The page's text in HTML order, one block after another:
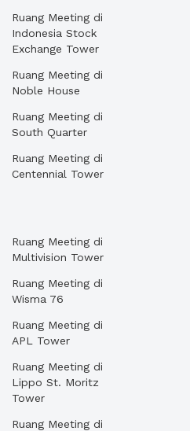
Ruang Meeting di
Indonesia Stock
Exchange Tower
Ruang Meeting di
Noble House
Ruang Meeting di
South Quarter
Ruang Meeting di
Centennial Tower
Ruang Meeting di
Multivision Tower
Ruang Meeting di
Wisma 76
Ruang Meeting di
APL Tower
Ruang Meeting di
Lippo St. Moritz
Tower
Ruang Meeting di